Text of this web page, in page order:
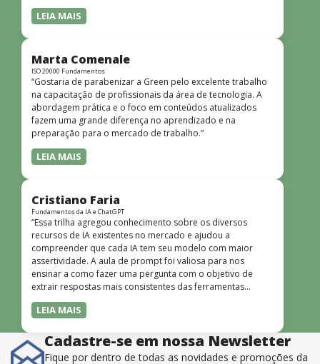
LEIA MAIS
Marta Comenale
ISO 20000 Fundamentos
“Gostaria de parabenizar a Green pelo excelente trabalho
na capacitação de profissionais da área de tecnologia. A
abordagem prática e o foco em conteúdos atualizados
fazem uma grande diferença no aprendizado e na
preparação para o mercado de trabalho.”
LEIA MAIS
Cristiano Faria
Fundamentos da IA e ChatGPT
“Essa trilha agregou conhecimento sobre os diversos
recursos de IA existentes no mercado e ajudou a
compreender que cada IA tem seu modelo com maior
assertividade. A aula de prompt foi valiosa para nos
ensinar a como fazer uma pergunta com o objetivo de
extrair respostas mais consistentes das ferramentas
disponíveis. O instrutor também é muito bom, além de
dominar o conteúdo, possui uma didática que incentiva o
LEIA MAIS
Cadastre-se em nossa Newsletter
Fique por dentro de todas as novidades e promoções da